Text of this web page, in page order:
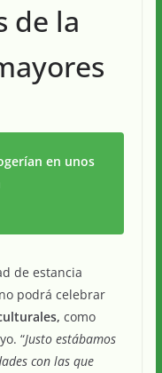
de la
en unos
de estancia
podrá celebrar
como
“Justo estábamos
con las que